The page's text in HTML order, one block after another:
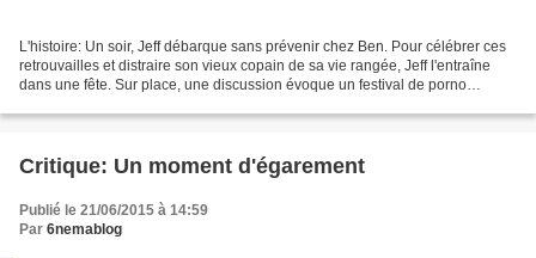
L'histoire: Un soir, Jeff débarque sans prévenir chez Ben. Pour célébrer ces
retrouvailles et distraire son vieux copain de sa vie rangée, Jeff l'entraîne
dans une fête. Sur place, une discussion évoque un festival de porno
Critique: Un moment d'égarement
Publié le 21/06/2015 à 14:59
Par 6nemablog